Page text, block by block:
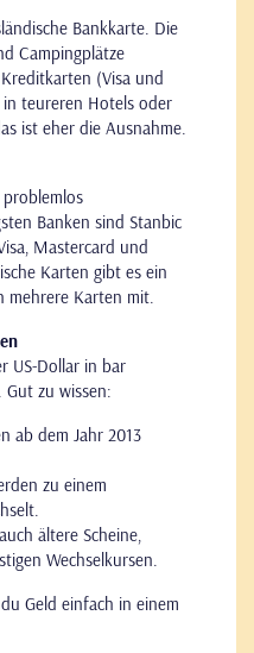
Bankkarte. Die
Campingplätze
(Visa und
teureren Hotels oder
ist eher die Ausnahme.
Banken sind Stanbic
Mastercard und
Karten gibt es ein
mehrere Karten mit.
US-Dollar in bar
zu wissen:
ab dem Jahr 2013
zu einem
ältere Scheine,
Wechselkursen.
Geld einfach in einem